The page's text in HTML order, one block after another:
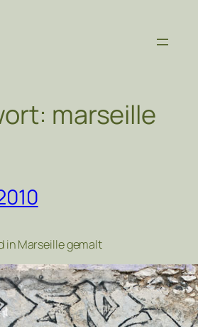
marseille
in Marseille gemalt